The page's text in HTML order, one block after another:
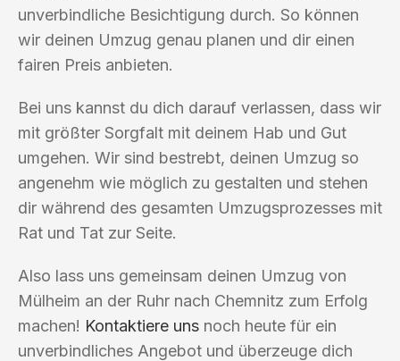
unverbindliche Besichtigung durch. So können
wir deinen Umzug genau planen und dir einen
fairen Preis anbieten.
Bei uns kannst du dich darauf verlassen, dass wir
mit größter Sorgfalt mit deinem Hab und Gut
umgehen. Wir sind bestrebt, deinen Umzug so
angenehm wie möglich zu gestalten und stehen
dir während des gesamten Umzugsprozesses mit
Rat und Tat zur Seite.
Also lass uns gemeinsam deinen Umzug von
Mülheim an der Ruhr nach Chemnitz zum Erfolg
machen! Kontaktiere uns noch heute für ein
unverbindliches Angebot und überzeuge dich